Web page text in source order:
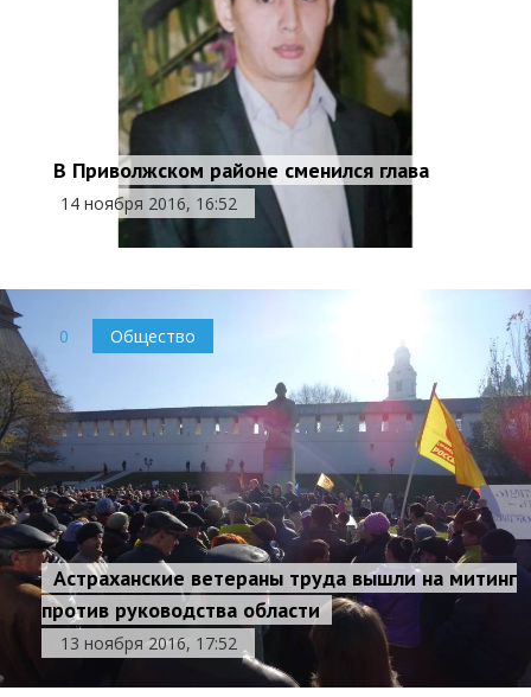
В Приволжском районе сменился глава
14 ноября 2016, 16:52
0 Общество
Астраханские ветераны труда вышли на митинг
против руководства области
13 ноября 2016, 17:52